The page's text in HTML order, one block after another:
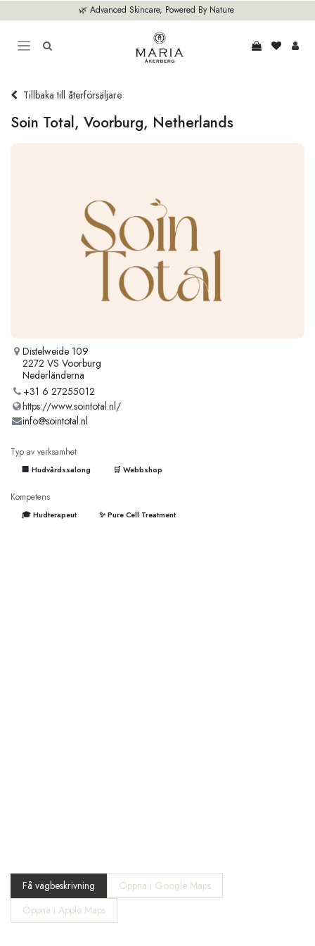
🌿 Advanced Skincare, Powered By Nature
Tillbaka till återförsäljare
Soin Total, Voorburg, Netherlands
Distelweide 109
2272 VS Voorburg
Nederländerna
+31 6 27255012
https://www.sointotal.nl/
info@sointotal.nl
Typ av verksamhet
🏢 Hudvårdssalong 🛒 Webbshop
Kompetens
🎓 Hudterapeut ✨ Pure Cell Treatment
Få vägbeskrivning
Öppna i Google Maps
Öppna i Apple Maps